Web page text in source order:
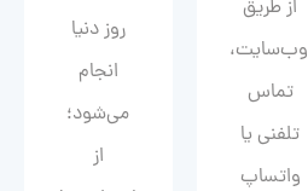
از طریق
وب‌سایت،
تماس
تلفنی یا
واتساپ
روز دنیا
انجام
می‌شود؛
از